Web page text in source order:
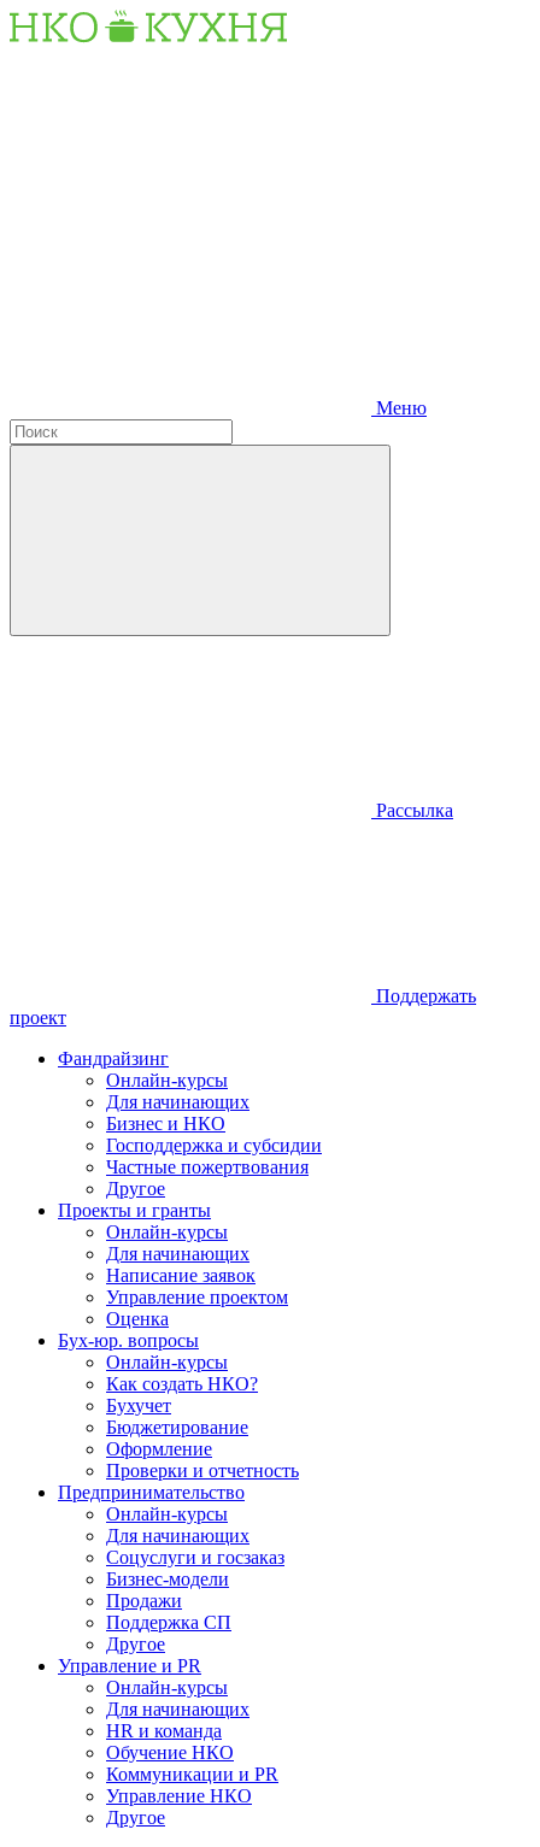
Перейти
к
Меню
Рассылка
Поддержать
проект
Фандрайзинг
Онлайн-курсы
Для начинающих
Бизнес и НКО
Господдержка и субсидии
Частные пожертвования
Другое
Проекты и гранты
Онлайн-курсы
Для начинающих
Написание заявок
Управление проектом
Оценка
Бух-юр. вопросы
Онлайн-курсы
Как создать НКО?
Бухучет
Бюджетирование
Оформление
Проверки и отчетность
Предпринимательство
Онлайн-курсы
Для начинающих
Соцуслуги и госзаказ
Бизнес-модели
Продажи
Поддержка СП
Другое
Управление и PR
Онлайн-курсы
Для начинающих
HR и команда
Обучение НКО
Коммуникации и PR
Управление НКО
Другое